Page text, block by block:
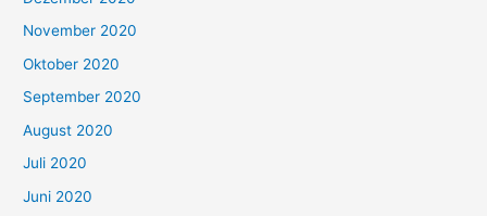
November 2020
Oktober 2020
September 2020
August 2020
Juli 2020
Juni 2020